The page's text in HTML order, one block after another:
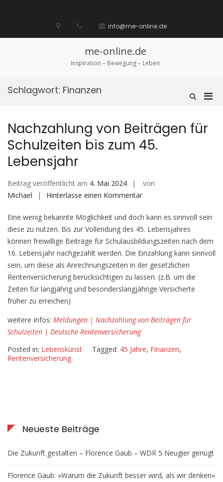
biete
/
Ich
suche
diese
Seite
info@me-online.de
me-online.de
Inspiration – Bewegung – Leben
Such-
Schlagwort: Finanzen
Nachzahlung von Beiträgen für
Schulzeiten bis zum 45.
Lebensjahr
Beitrag veröffentlicht am 4. Mai 2024
von
Michael
Hinterlasse einen Kommentarauf
von
Beiträgen
für
Schulzeiten
bis
zum
45.
Eine wenig bekannte Möglichkeit und doch kann es sinnvoll sein
diese zu nutzen. Bis zur Vollendung des 45. Lebensjahres
können freiwillige Beiträge für Schulausbildungszeiten nach dem
16. Lebensjahr nachgezahlt werden. Die Einzahlung kann sinnvoll
sein, um diese als Anrechnungszeiten in der gesetzlichen
Rentenversicherung berücksichtigen zu lassen. (z.B. um die
Zeiten für langjährig und besonderslangjährige Versicherte
früher zu erreichen)
weitere Infos: Meldungen | Nachzahlung von Beiträgen für
Schulzeiten | Deutsche Rentenversicherung
Posted in: Lebenskunst Tagged: 45 Jahre, Finanzen,
Rentenversicherung
Neueste Beiträge
Die Zukunft gestalten – Florence Gaub – WDR 5 Neugier genügt
Florence Gaub: »Warum die Zukunft besser wird, als wir denken«